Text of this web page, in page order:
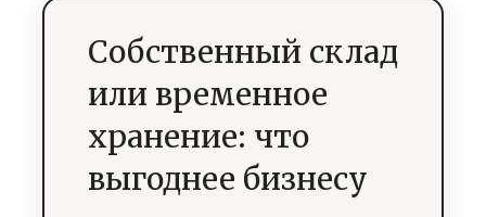
Собственный склад
или временное
хранение: что
выгоднее бизнесу